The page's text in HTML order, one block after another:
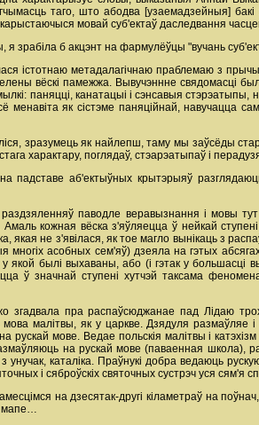
таго, што абодва [узаемадзейныя]
мовай суб'ектаў даследвання
зрабіла б акцэнт на фармулёўцы "вучань
істотнаю метадалагічнаю праблемаю з
вёскі памежжа. Вывучэннне
паняцці, канатацыі і сэнсавыя
як сістэме паняційнай, навучацца
зразумець як найлепш, таму мы заўсёды
характару, поглядаў, стэарэатыпаў і
падставе аб'ектыўных крытэрыяў
паводле веравызнання і мовы
Амаль кожная вёска з'яўляецца ў нейкай
не з'явілася, як тое магло вынікаць з
многіх асобных сем'яў) дзеяла на гэтых
былі выхаваны, або (і гэтак у большасці
ў значнай ступені хутчэй таксама
пра распаўсюджанае пад Лідаю
малітвы, як у царкве. Дзядуля размаўляе
рускай мове. Ведае польскія малітвы і
на рускай мове (паваенная
каталіка. Праўнукі добра ведаюць
і сяброўскіх святочных сустрэч уся сям'я
на дзесятак-другі кіламетраў на
мапе…